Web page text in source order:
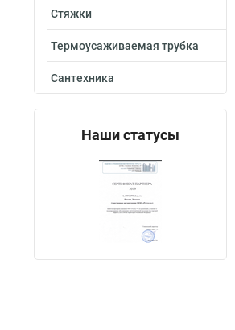
Стяжки
Термоусаживаемая трубка
Сантехника
Наши статусы